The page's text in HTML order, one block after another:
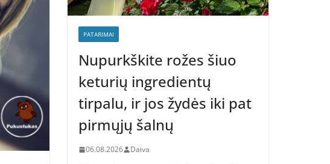
PATARIMAI
Nupurkškite rožes šiuo
keturių ingredientų
tirpalu, ir jos žydės iki pat
pirmųjų šalnų
06.08.2026 Daiva